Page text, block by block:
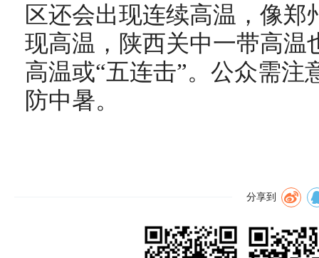
区还会出现连续高温，像郑
现高温，陕西关中一带高温
高温或“五连击”。公众需注
防中暑。
分享到